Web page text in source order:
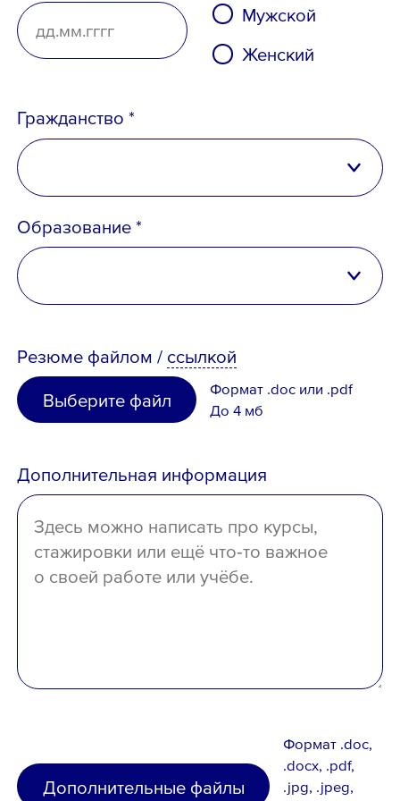
Мужской
Женский
Гражданство *
Беларусь
Узбекистан
Иное
Образование *
неполное высшее
среднее специальное
отсутствует
Резюме файлом / ссылкой
Выберите файл
Формат .doc или .pdf
До 4 мб
Дополнительная информация
Дополнительные файлы
Формат .doc,
.docx, .pdf,
.jpg, .jpeg,